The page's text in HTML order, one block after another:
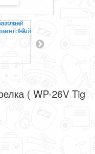
( WP-26V Tig